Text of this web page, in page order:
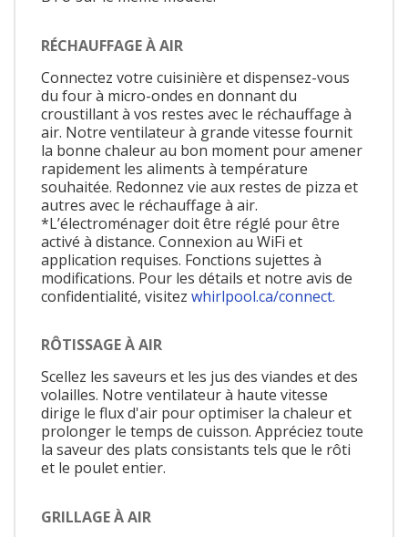
RÉCHAUFFAGE À AIR
Connectez votre cuisinière et dispensez-vous
du four à micro-ondes en donnant du
croustillant à vos restes avec le réchauffage à
air. Notre ventilateur à grande vitesse fournit
la bonne chaleur au bon moment pour amener
rapidement les aliments à température
souhaitée. Redonnez vie aux restes de pizza et
autres avec le réchauffage à air.
*L’électroménager doit être réglé pour être
activé à distance. Connexion au WiFi et
application requises. Fonctions sujettes à
modifications. Pour les détails et notre avis de
confidentialité, visitez whirlpool.ca/connect.
RÔTISSAGE À AIR
Scellez les saveurs et les jus des viandes et des
volailles. Notre ventilateur à haute vitesse
dirige le flux d'air pour optimiser la chaleur et
prolonger le temps de cuisson. Appréciez toute
la saveur des plats consistants tels que le rôti
et le poulet entier.
GRILLAGE À AIR